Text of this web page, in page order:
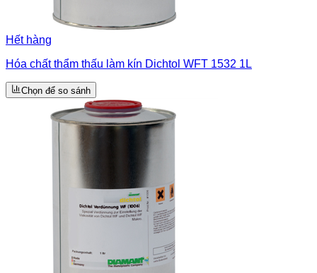
Hết hàng
Hóa chất thẩm thấu làm kín Dichtol WFT 1532 1L
Chọn để so sánh